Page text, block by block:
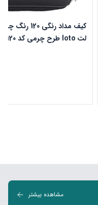
کیف مداد رنگی 120
لت loto طرح چرمی کد KPB120
مشاهده بیشتر